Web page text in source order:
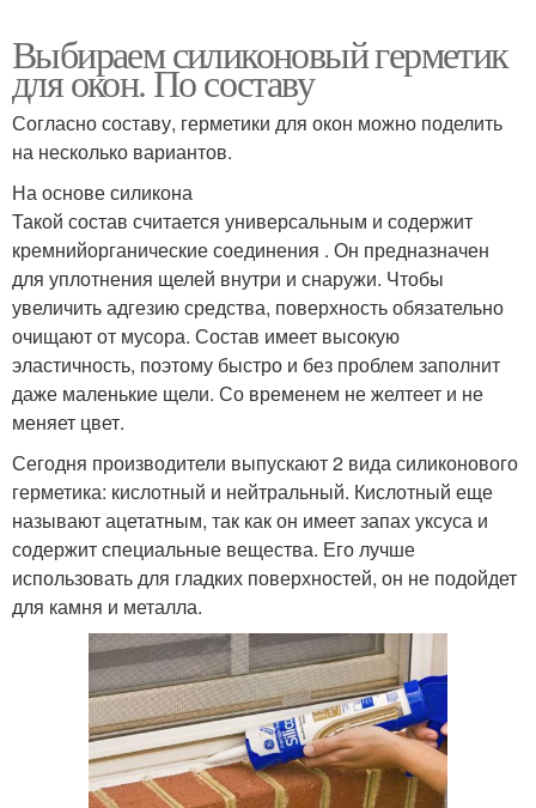
Выбираем силиконовый герметик
для окон. По составу
Согласно составу, герметики для окон можно поделить
на несколько вариантов.
На основе силикона
Такой состав считается универсальным и содержит
кремнийорганические соединения . Он предназначен
для уплотнения щелей внутри и снаружи. Чтобы
увеличить адгезию средства, поверхность обязательно
очищают от мусора. Состав имеет высокую
эластичность, поэтому быстро и без проблем заполнит
даже маленькие щели. Со временем не желтеет и не
меняет цвет.
Сегодня производители выпускают 2 вида силиконового
герметика: кислотный и нейтральный. Кислотный еще
называют ацетатным, так как он имеет запах уксуса и
содержит специальные вещества. Его лучше
использовать для гладких поверхностей, он не подойдет
для камня и металла.